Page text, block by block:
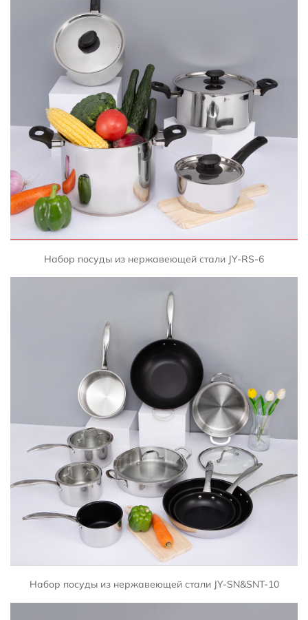
Набор посуды из нержавеющей стали JY-RS-6
Набор посуды из нержавеющей стали JY-SN&SNT-10